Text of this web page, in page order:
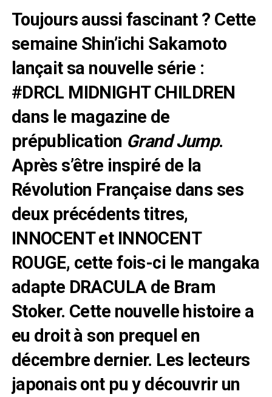
Toujours aussi fascinant ? Cette
semaine Shin’ichi Sakamoto
lançait sa nouvelle série :
#DRCL MIDNIGHT CHILDREN
dans le magazine de
prépublication Grand Jump.
Après s’être inspiré de la
Révolution Française dans ses
deux précédents titres,
INNOCENT et INNOCENT
ROUGE, cette fois-ci le mangaka
adapte DRACULA de Bram
Stoker. Cette nouvelle histoire a
eu droit à son prequel en
décembre dernier. Les lecteurs
japonais ont pu y découvrir un